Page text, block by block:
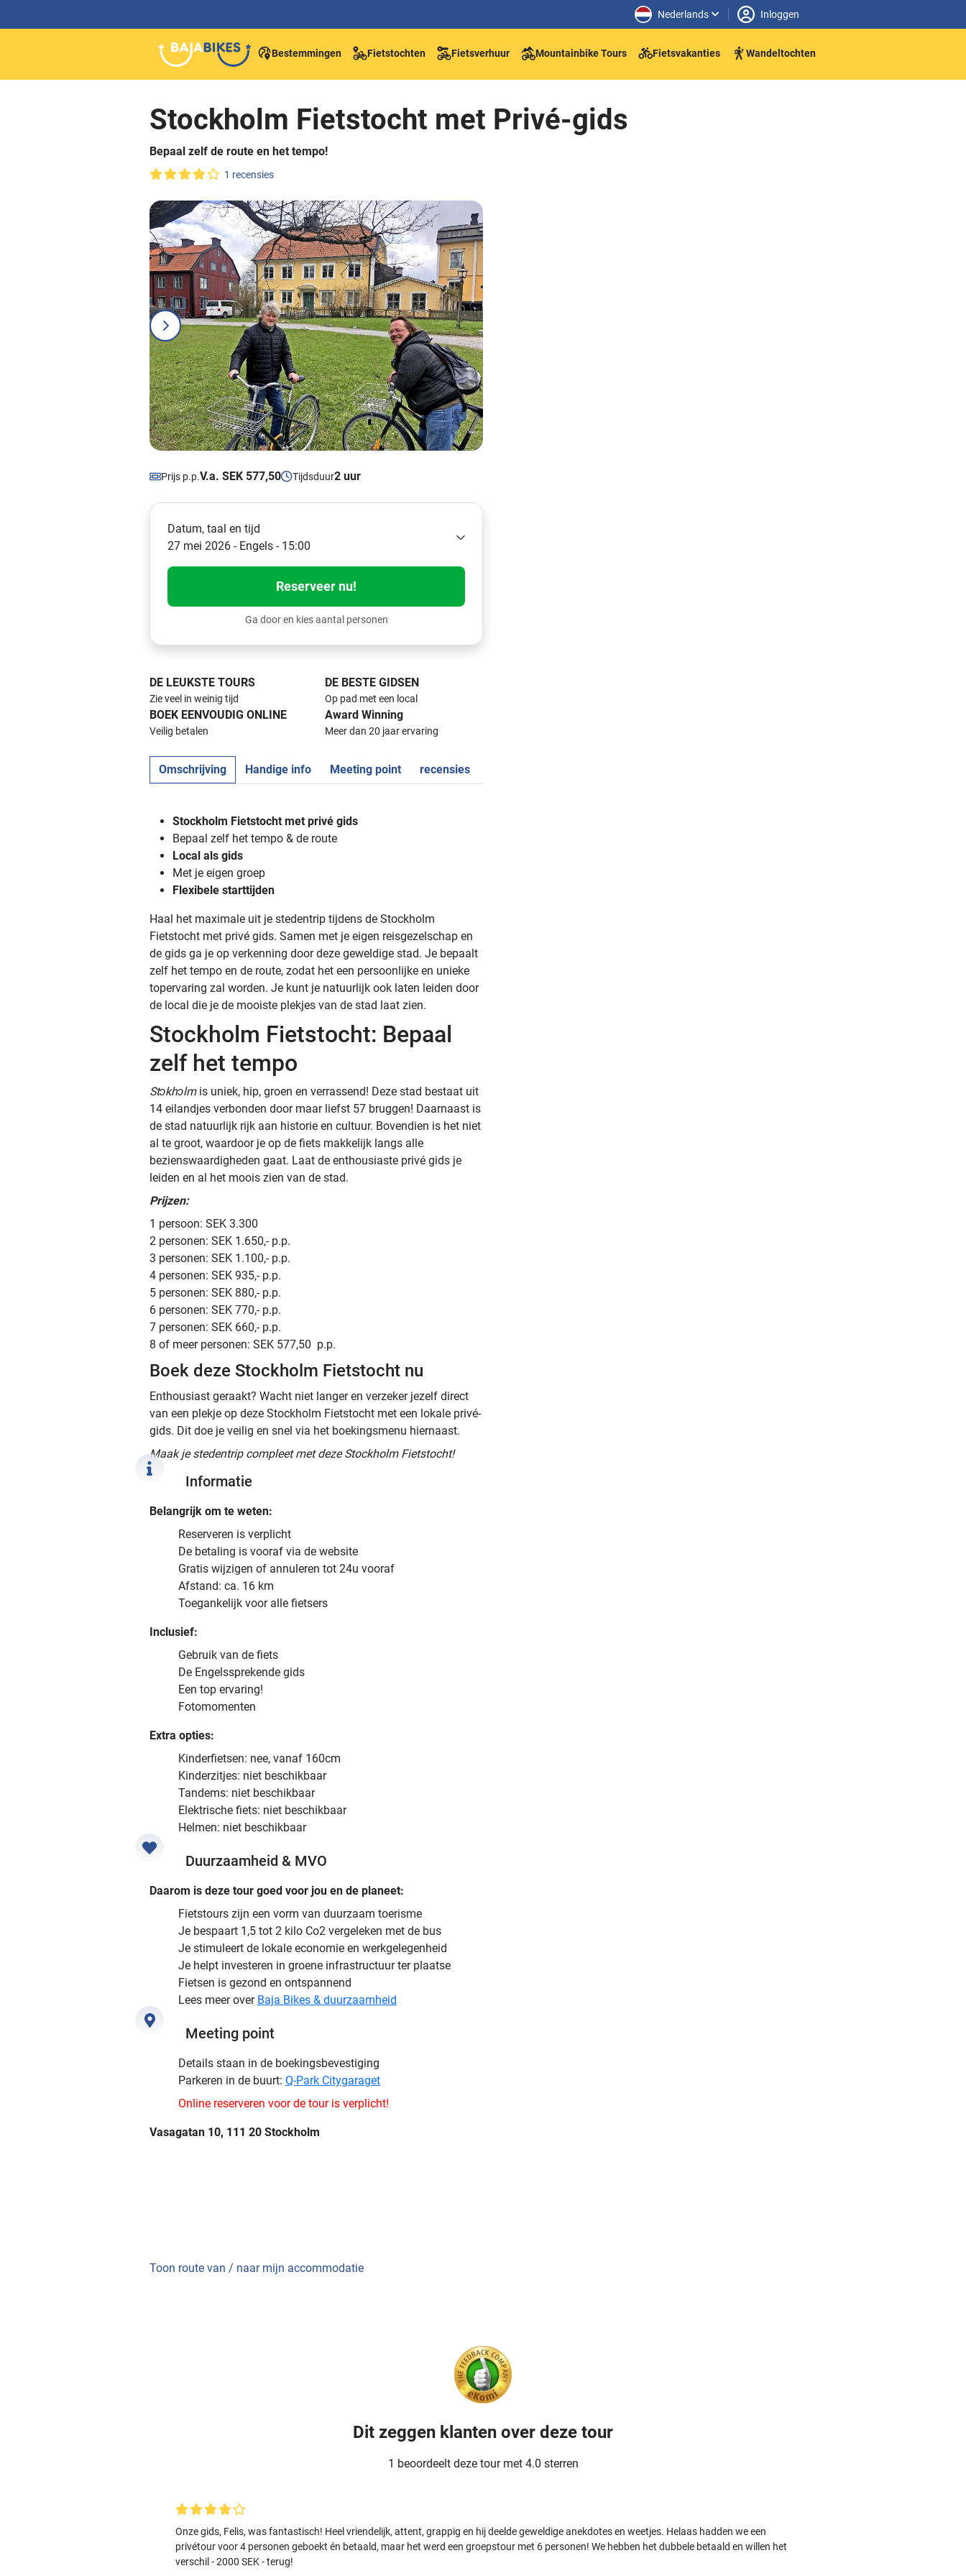
Nederlands Inloggen
Bestemmingen Fietstochten Fietsverhuur Mountainbike Tours Fietsvakanties Wandeltochten
Stockholm Fietstocht met Privé-gids
Bepaal zelf de route en het tempo!
1 recensies
Prijs p.p.V.a. SEK 577,50 Tijdsduur2 uur
Datum, taal en tijd
27 mei 2026 - Engels - 15:00
Reserveer nu!
Ga door en kies aantal personen
DE LEUKSTE TOURS
Zie veel in weinig tijd
DE BESTE GIDSEN
Op pad met een local
BOEK EENVOUDIG ONLINE
Veilig betalen
Award Winning
Meer dan 20 jaar ervaring
Omschrijving Handige info Meeting point recensies
Stockholm Fietstocht met privé gids
Bepaal zelf het tempo & de route
Local als gids
Met je eigen groep
Flexibele starttijden
Haal het maximale uit je stedentrip tijdens de Stockholm
Fietstocht met privé gids. Samen met je eigen reisgezelschap en
de gids ga je op verkenning door deze geweldige stad. Je bepaalt
zelf het tempo en de route, zodat het een persoonlijke en unieke
topervaring zal worden. Je kunt je natuurlijk ook laten leiden door
de local die je de mooiste plekjes van de stad laat zien.
Stockholm Fietstocht: Bepaal
zelf het tempo
Stɔkhɔlm is uniek, hip, groen en verrassend! Deze stad bestaat uit
14 eilandjes verbonden door maar liefst 57 bruggen! Daarnaast is
de stad natuurlijk rijk aan historie en cultuur. Bovendien is het niet
al te groot, waardoor je op de fiets makkelijk langs alle
bezienswaardigheden gaat. Laat de enthousiaste privé gids je
leiden en al het moois zien van de stad.
Prijzen:
1 persoon: SEK 3.300
2 personen: SEK 1.650,- p.p.
3 personen: SEK 1.100,- p.p.
4 personen: SEK 935,- p.p.
5 personen: SEK 880,- p.p.
6 personen: SEK 770,- p.p.
7 personen: SEK 660,- p.p.
8 of meer personen: SEK 577,50 p.p.
Boek deze Stockholm Fietstocht nu
Enthousiast geraakt? Wacht niet langer en verzeker jezelf direct
van een plekje op deze Stockholm Fietstocht met een lokale privé-
gids. Dit doe je veilig en snel via het boekingsmenu hiernaast.
Maak je stedentrip compleet met deze Stockholm Fietstocht!
Informatie
Belangrijk om te weten:
Reserveren is verplicht
De betaling is vooraf via de website
Gratis wijzigen of annuleren tot 24u vooraf
Afstand: ca. 16 km
Toegankelijk voor alle fietsers
Inclusief:
Gebruik van de fiets
De Engelssprekende gids
Een top ervaring!
Fotomomenten
Extra opties:
Kinderfietsen: nee, vanaf 160cm
Kinderzitjes: niet beschikbaar
Tandems: niet beschikbaar
Elektrische fiets: niet beschikbaar
Helmen: niet beschikbaar
Duurzaamheid & MVO
Daarom is deze tour goed voor jou en de planeet:
Fietstours zijn een vorm van duurzaam toerisme
Je bespaart 1,5 tot 2 kilo Co2 vergeleken met de bus
Je stimuleert de lokale economie en werkgelegenheid
Je helpt investeren in groene infrastructuur ter plaatse
Fietsen is gezond en ontspannend
Lees meer over Baja Bikes & duurzaamheid
Meeting point
Details staan in de boekingsbevestiging
Parkeren in de buurt: Q-Park Citygaraget
Online reserveren voor de tour is verplicht!
Vasagatan 10, 111 20 Stockholm
Toon route van / naar mijn accommodatie
Dit zeggen klanten over deze tour
1 beoordeelt deze tour met 4.0 sterren
Onze gids, Felis, was fantastisch! Heel vriendelijk, attent, grappig en hij deelde geweldige anekdotes en weetjes. Helaas hadden we een
privétour voor 4 personen geboekt én betaald, maar het werd een groepstour met 6 personen! We hebben het dubbele betaald en willen het
verschil - 2000 SEK - terug!